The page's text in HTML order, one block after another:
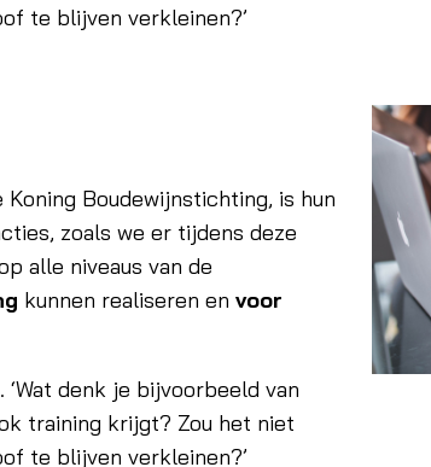
te blijven verkleinen?’
Boudewijnstichting, is hun
zoals we er tijdens deze
alle niveaus van de
kunnen realiseren en voor
denk je bijvoorbeeld van
training krijgt? Zou het niet
te blijven verkleinen?’